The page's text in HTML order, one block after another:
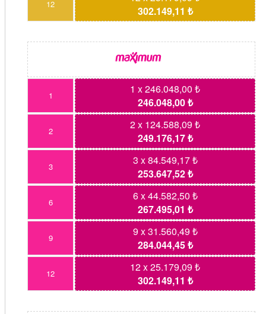
12
302.149,11 ₺
1
1 x 246.048,00 ₺
246.048,00 ₺
2
2 x 124.588,09 ₺
249.176,17 ₺
3
3 x 84.549,17 ₺
253.647,52 ₺
6
6 x 44.582,50 ₺
267.495,01 ₺
9
9 x 31.560,49 ₺
284.044,45 ₺
12
12 x 25.179,09 ₺
302.149,11 ₺